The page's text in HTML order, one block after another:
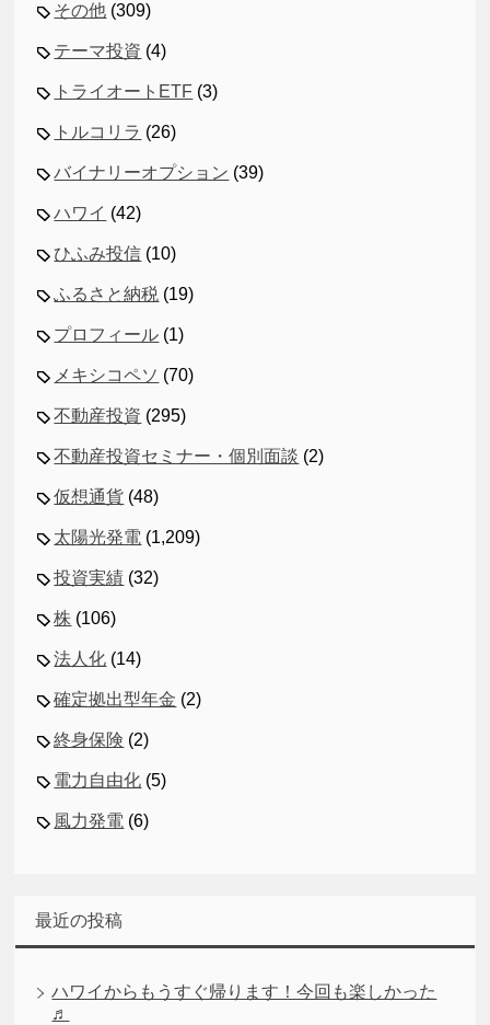
その他 (309)
テーマ投資 (4)
トライオートETF (3)
トルコリラ (26)
バイナリーオプション (39)
ハワイ (42)
ひふみ投信 (10)
ふるさと納税 (19)
プロフィール (1)
メキシコペソ (70)
不動産投資 (295)
不動産投資セミナー・個別面談 (2)
仮想通貨 (48)
太陽光発電 (1,209)
投資実績 (32)
株 (106)
法人化 (14)
確定拠出型年金 (2)
終身保険 (2)
電力自由化 (5)
風力発電 (6)
最近の投稿
ハワイからもうすぐ帰ります！今回も楽しかった
♬